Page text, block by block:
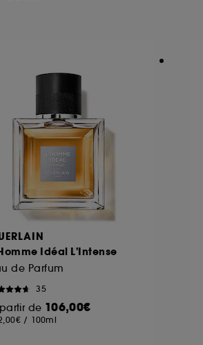
Idéal L'Intense
de Parfum
35
de 106,00€
/ 100ml